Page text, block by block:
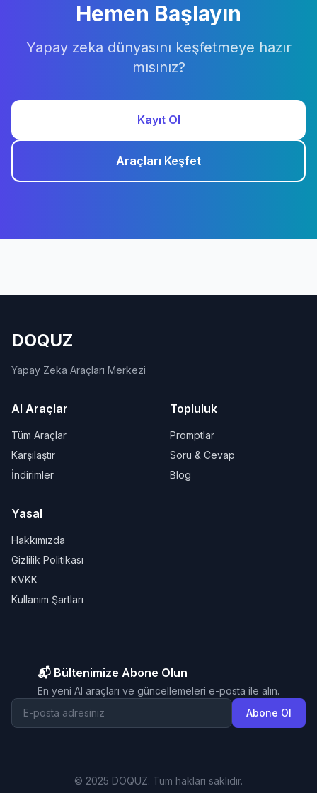
Hemen Başlayın
Yapay zeka dünyasını keşfetmeye hazır
mısınız?
Kayıt Ol
Araçları Keşfet
DOQUZ
Yapay Zeka Araçları Merkezi
AI Araçlar
Tüm Araçlar
Karşılaştır
İndirimler
Topluluk
Promptlar
Soru & Cevap
Blog
Yasal
Hakkımızda
Gizlilik Politikası
KVKK
Kullanım Şartları
📬 Bültenimize Abone Olun
En yeni AI araçları ve güncellemeleri e-posta ile alın.
Abone Ol
© 2025 DOQUZ. Tüm hakları saklıdır.